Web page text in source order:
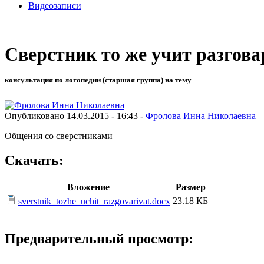
Видеозаписи
Сверстник то же учит
консультация по логопедии (старшая группа) на тему
Опубликовано 14.03.2015 - 16:43 - Фролова Инна Николаевна
Общения со сверстниками
Скачать:
Вложение
Размер
sverstnik_tozhe_uchit_razgovarivat.docx 23.18 КБ
Предварительный просмотр: